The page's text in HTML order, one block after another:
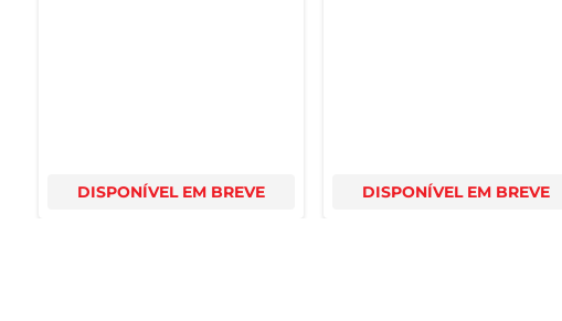
DISPONÍVEL EM BREVE DISPONÍVEL EM BREVE